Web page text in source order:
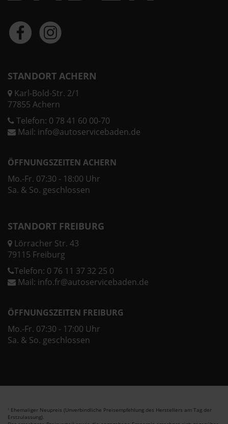
STANDORT ACHERN
Karl-Bold-Str. 2/1
77855 Achern
Telefon: 0 78 41 60 00-70
Mail: info@autoservicebaden.de
ÖFFNUNGSZEITEN ACHERN
Mo.-Fr. 07:30 - 18:00 Uhr
Sa. & So. geschlossen
STANDORT FREIBURG
Lörracher Str. 43
79115 Freiburg
Telefon: 0 76 11 37 32 25 0
Mail: info.fr@autoservicebaden.de
ÖFFNUNGSZEITEN FREIBURG
Mo.-Fr. 07:30 - 17:00 Uhr
Sa. & So. geschlossen
1 Ehemaliger Neupreis (Unverbindliche Preisempfehlung des Herstellers am Tag der
Erstzulassung).